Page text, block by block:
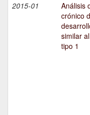
2015-01
Análisis
crónico
similar
tipo 1